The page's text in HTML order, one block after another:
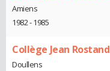
Amiens
1982 - 1985
Collège Jean Rostand
Doullens